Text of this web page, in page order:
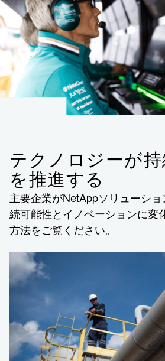
テクノロジーが持
を推進する
主要企業がNetAppソリューシ
続可能性とイノベーションに変
方法をご覧ください。